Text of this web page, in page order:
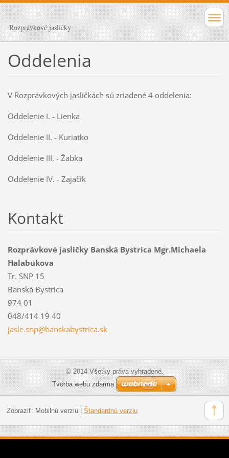
Rozprávkové jasličky
Oddelenia
V Rozprávkových jasličkách sú zriadené 4 oddelenia:
Oddelenie I. - Lienka
Oddelenie II. - Kuriatko
Oddelenie III. - Žabka
Oddelenie IV. - Zajačik
Kontakt
Rozprávkové jasličky Banská Bystrica Mgr.Michaela
Halabukova
Tr. SNP 15
Banská Bystrica
974 01
048/414 19 40
jasle.snp@banskabystrica.sk
© 2014 Všetky práva vyhradené.
Tvorba webu zdarma
Zobraziť: Mobilnú verziu| Štandardnú verziu